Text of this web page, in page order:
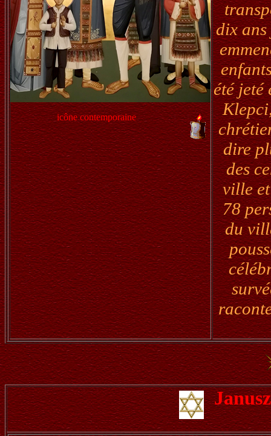
icône contemporaine
dix
été jeté
dire
des
ville
78
du